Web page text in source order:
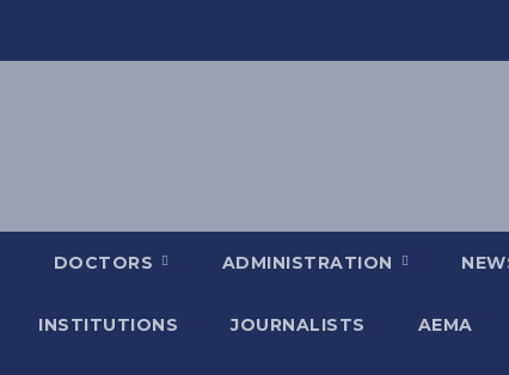
DOCTORS ADMINISTRATION
INSTITUTIONS JOURNALISTS AEMA